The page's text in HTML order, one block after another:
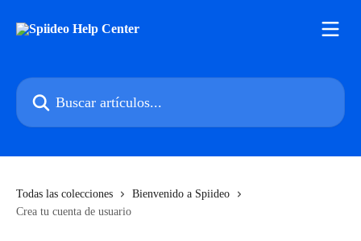
Buscar artículos...
Todas las colecciones
Bienvenido a Spiideo
Crea tu cuenta de usuario